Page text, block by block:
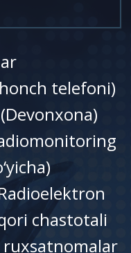
telefoni)
chastotali
ruxsatnomalar